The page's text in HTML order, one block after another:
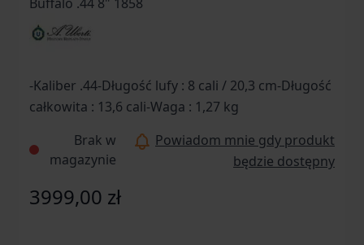
-Kaliber .44-Długość lufy : 8 cali / 20,3 cm-Długość
całkowita : 13,6 cali-Waga : 1,27 kg
Brak w
magazynie
Powiadom mnie gdy produkt
będzie dostępny
3999,00 zł